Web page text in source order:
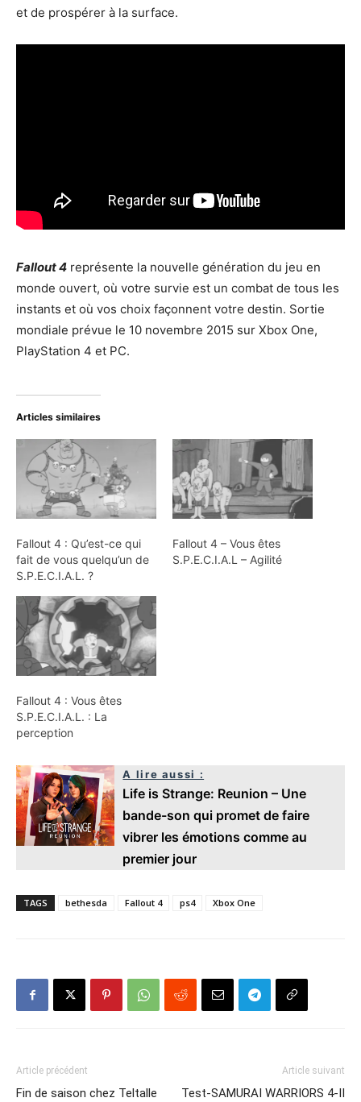
et de prospérer à la surface.
Fallout 4 représente la nouvelle génération du jeu en
monde ouvert, où votre survie est un combat de tous les
instants et où vos choix façonnent votre destin. Sortie
mondiale prévue le 10 novembre 2015 sur Xbox One,
PlayStation 4 et PC.
Articles similaires
Fallout 4 : Qu’est-ce qui
fait de vous quelqu’un de
S.P.E.C.I.A.L. ?
Fallout 4 – Vous êtes
S.P.E.C.I.A.L – Agilité
Fallout 4 : Vous êtes
S.P.E.C.I.A.L. : La
perception
A lire aussi :
Life is Strange: Reunion – Une
bande-son qui promet de faire
vibrer les émotions comme au
premier jour
TAGS bethesda Fallout 4 ps4 Xbox One
Article précédent
Fin de saison chez Teltalle
Article suivant
Test-SAMURAI WARRIORS 4-II